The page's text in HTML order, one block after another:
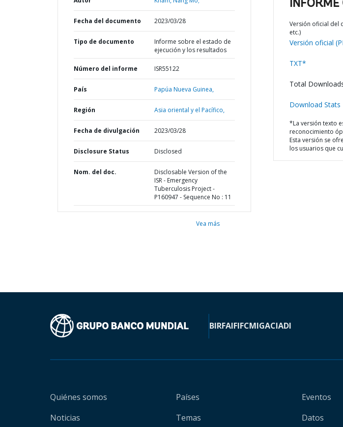
Fecha del documento 2023/03/28
Tipo de documento
Informe sobre el estado de
ejecución y los resultados
Número del informe ISR55122
País Papúa Nueva Guinea,
Región Asia oriental y el Pacífico,
Fecha de divulgación 2023/03/28
Disclosure Status Disclosed
Nom. del doc.
Disclosable Version of the
ISR - Emergency
Tuberculosis Project -
P160947 - Sequence No : 11
Vea más
INFORME
Versión oficial del
etc.)
Versión oficial
TXT*
Total
Download Stats
*La versión texto
reconocimiento
Esta versión se
los usuarios que
BIRFAIFIFCMIGACIADI
Quiénes somos
Noticias
Países
Temas
Eventos
Datos